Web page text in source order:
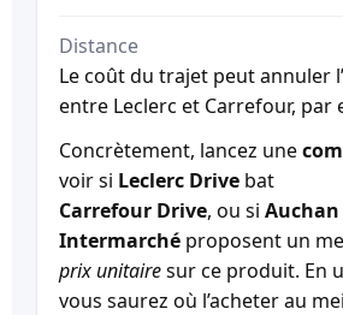
Distance
Le coût du trajet peut annuler
entre Leclerc et Carrefour, par
Concrètement, lancez une
voir si Leclerc Drive bat
Carrefour Drive, ou si Auchan
Intermarché proposent un
prix unitairesur ce produit. En
vous saurez où l’acheter au